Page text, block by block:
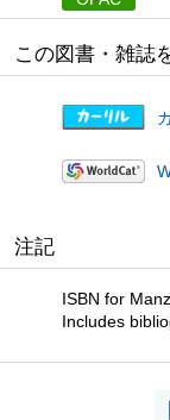
この図書・雑誌
注記
ISBN for
Includes